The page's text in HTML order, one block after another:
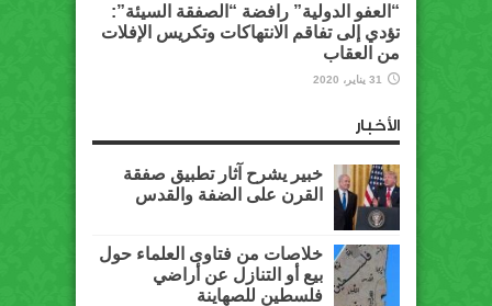
“العفو الدولية” رافضة “الصفقة السيئة”:
تؤدي إلى تفاقم الانتهاكات وتكريس الإفلات
من العقاب
31 يناير، 2020
الأخبار
خبير يشرح آثار تطبيق صفقة
القرن على الضفة والقدس
خلاصات من فتاوى العلماء حول
بيع أو التنازل عن أراضي
فلسطين للصهاينة